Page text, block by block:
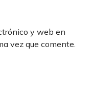
y web en
vez que comente.